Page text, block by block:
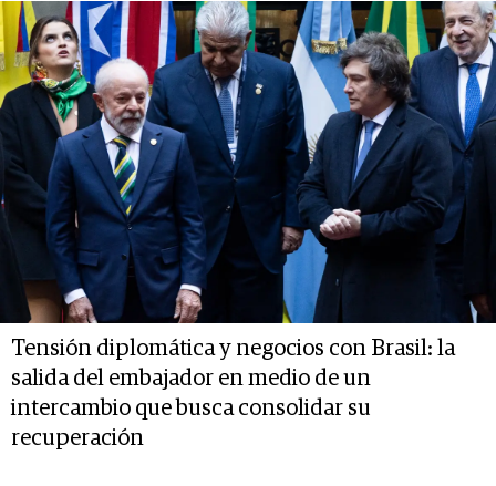
Tensión diplomática y negocios con Brasil: la
salida del embajador en medio de un
intercambio que busca consolidar su
recuperación